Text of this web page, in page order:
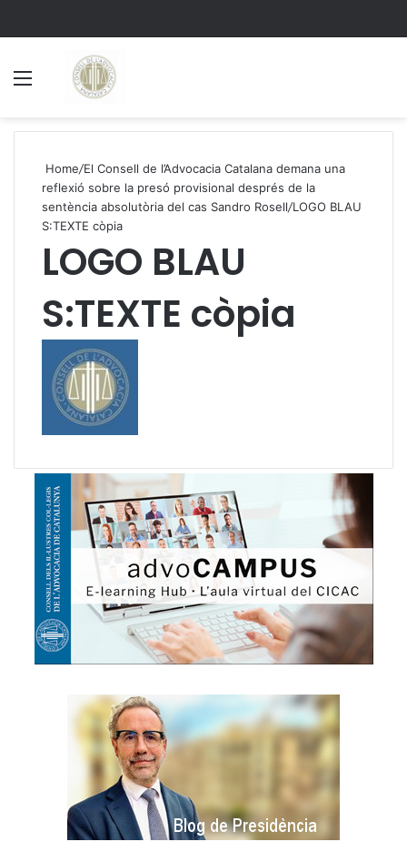
Home/El Consell de l’Advocacia Catalana demana una
reflexió sobre la presó provisional després de la
sentència absolutòria del cas Sandro Rosell/LOGO BLAU
S:TEXTE còpia
LOGO BLAU
S:TEXTE còpia